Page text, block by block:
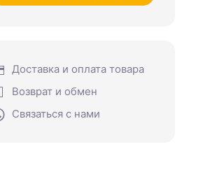
Доставка и оплата товара
Возврат и обмен
Связаться с нами